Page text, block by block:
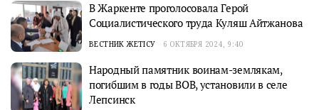
В Жаркенте проголосовала Герой
Социалистического труда Куляш Айтжанова
ВЕСТНИК ЖЕТІСУ 6 ОКТЯБРЯ 2024, 9:40
Народный памятник воинам-землякам,
погибшим в годы ВОВ, установили в селе
Лепсинск